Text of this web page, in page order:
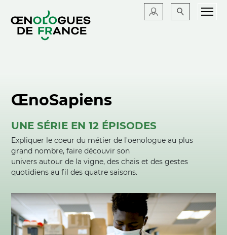
ŒnoSapiens
UNE SÉRIE EN 12 ÉPISODES
Expliquer le coeur du métier de l'oenologue au plus
grand nombre, faire découvir son
univers autour de la vigne, des chais et des gestes
quotidiens au fil des quatre saisons.